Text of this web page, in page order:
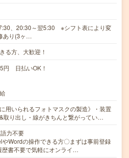
、20:30～翌5:30 ※シフト表により変
あり(3ヶ…
る方、大歓迎！
円 日払いOK！
用いられるフォトマスクの製造》・装置
取り出し・線がきちんと繋がってい…
力不要
Wordの操作できる方〇まずは事前登録
歴書不要で気軽にオンライ…